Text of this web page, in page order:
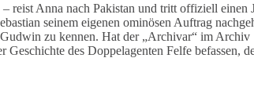
reist Anna nach Pakistan und tritt offiziell einen
seinem eigenen ominösen Auftrag
zu kennen. Hat der „Archivar“ im Archiv
des Doppelagenten Felfe befassen,